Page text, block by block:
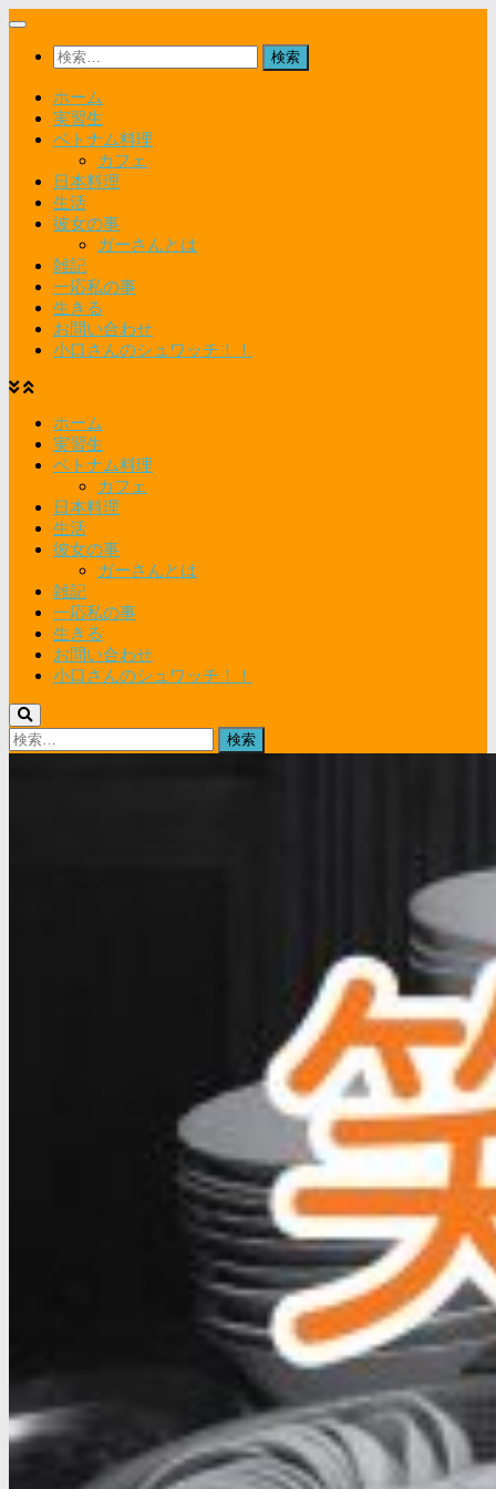
コ
検
索:
ホーム
実習生
ベトナム料理
カフェ
日本料理
生活
彼女の事
ガーさんとは
雑記
一応私の事
生きる
お問い合わせ
小口さんのシュワッチ！！
ホーム
実習生
ベトナム料理
カフェ
日本料理
生活
彼女の事
ガーさんとは
雑記
一応私の事
生きる
お問い合わせ
小口さんのシュワッチ！！
検
索: